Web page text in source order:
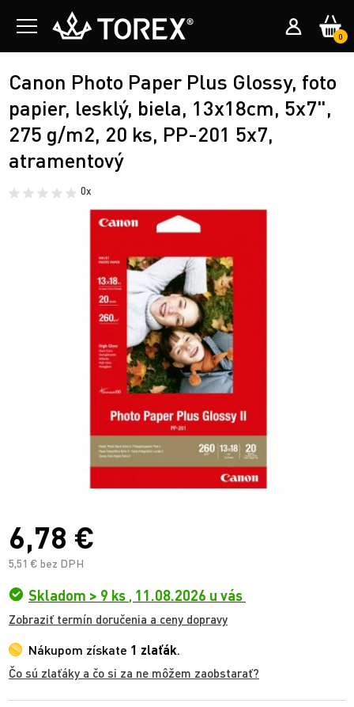
0
Canon Photo Paper Plus Glossy, foto
papier, lesklý, biela, 13x18cm, 5x7",
275 g/m2, 20 ks, PP-201 5x7,
atramentový
0x
6,78 €
5,51 € bez DPH
Skladom > 9 ks , 11.08.2026 u vás
Zobraziť termín doručenia a ceny dopravy
Nákupom získate 1 zlaťák.
Čo sú zlaťáky a čo si za ne môžem zaobstarať?